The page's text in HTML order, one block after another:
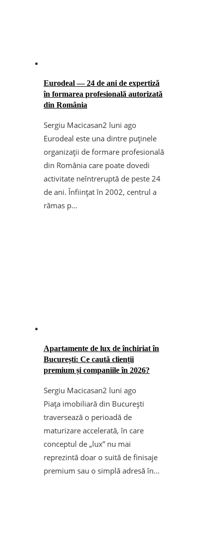
Eurodeal — 24 de ani de expertiză
în formarea profesională autorizată
din România
Sergiu Macicasan2 luni ago
Eurodeal este una dintre puținele
organizații de formare profesională
din România care poate dovedi
activitate neîntreruptă de peste 24
de ani. Înființat în 2002, centrul a
rămas p...
Apartamente de lux de închiriat în
București: Ce caută clienții
premium și companiile în 2026?
Sergiu Macicasan2 luni ago
Piața imobiliară din București
traversează o perioadă de
maturizare accelerată, în care
conceptul de „lux” nu mai
reprezintă doar o suită de finisaje
premium sau o simplă adresă în...